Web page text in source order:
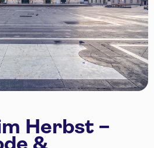
Herbst –
&